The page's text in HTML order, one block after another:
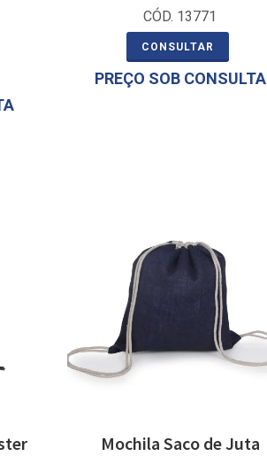
CÓD. 13771
CONSULTAR
PREÇO SOB CONSULTA
Mochila Saco de Juta